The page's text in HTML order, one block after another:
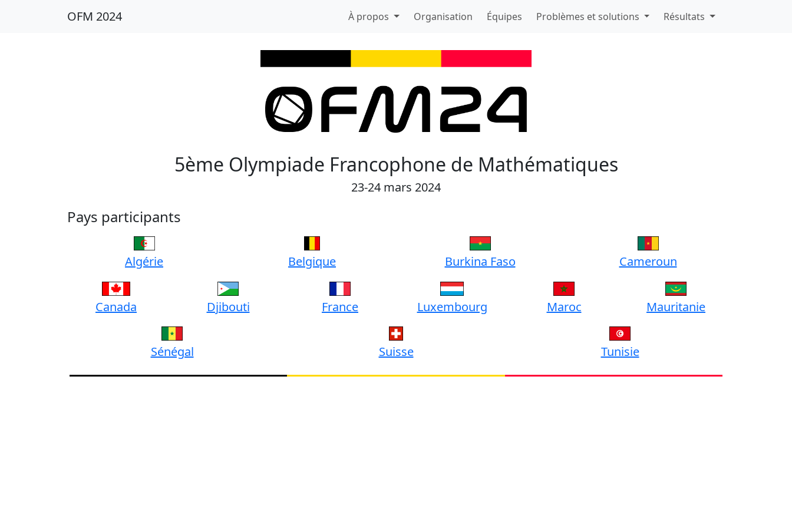
OFM 2024 À propos Organisation Équipes Problèmes et solutions Résultats
5ème Olympiade Francophone de Mathématiques
23-24 mars 2024
Pays participants
Algérie Belgique Burkina Faso Cameroun
Canada Djibouti France Luxembourg Maroc Mauritanie
Sénégal Suisse Tunisie